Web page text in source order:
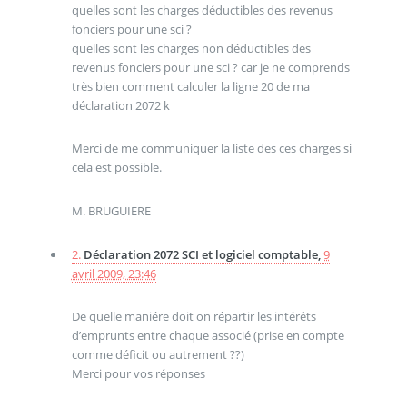
quelles sont les charges déductibles des revenus
fonciers pour une sci ?
quelles sont les charges non déductibles des
revenus fonciers pour une sci ? car je ne comprends
très bien comment calculer la ligne 20 de ma
déclaration 2072 k
Merci de me communiquer la liste des ces charges si
cela est possible.
M. BRUGUIERE
2. Déclaration 2072 SCI et logiciel comptable,9
avril 2009, 23:46
De quelle maniére doit on répartir les intérêts
d’emprunts entre chaque associé (prise en compte
comme déficit ou autrement ??)
Merci pour vos réponses